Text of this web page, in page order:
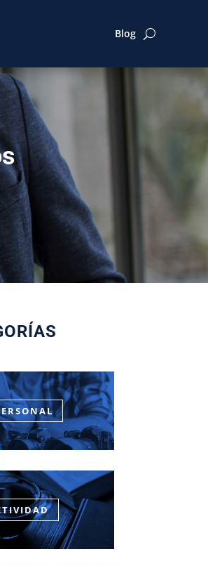
Blog